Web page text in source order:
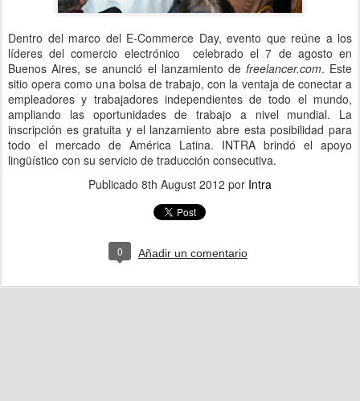
Dentro del marco del E-Commerce Day, evento que reúne a los
líderes del comercio electrónico celebrado el 7 de agosto en
Buenos Aires, se anunció el lanzamiento de freelancer.com. Este
sitio opera como una bolsa de trabajo, con la ventaja de conectar a
empleadores y trabajadores independientes de todo el mundo,
ampliando las oportunidades de trabajo a nivel mundial. La
inscripción es gratuita y el lanzamiento abre esta posibilidad para
todo el mercado de América Latina. INTRA brindó el apoyo
lingüístico con su servicio de traducción consecutiva.
Publicado 8th August 2012 por Intra
0 Añadir un comentario